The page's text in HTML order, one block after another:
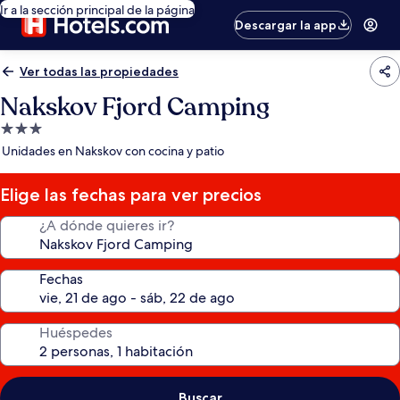
Ir a la sección principal de la página
Descargar la app
Ver todas las propiedades
Nakskov Fjord Camping
Propiedad
de
estrellas
Unidades en Nakskov con cocina y patio
Elige las fechas para ver precios
¿A dónde quieres ir?
Fechas
Huéspedes